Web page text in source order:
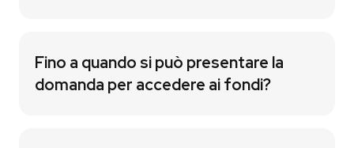
Fino a quando si può presentare la
domanda per accedere ai fondi?